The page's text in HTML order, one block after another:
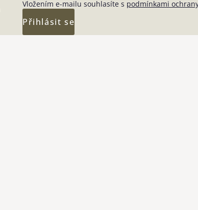
Vložením e-mailu souhlasíte s podmínkami
Přihlásit se